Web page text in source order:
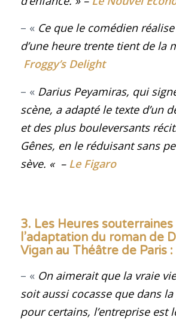
– « Ce que le comédien
d’une heure trente tient de la
Froggy’s Delight
– « Darius Peyamiras, qui
scène, a adapté le texte d’un
et des plus bouleversants
Gênes, en le réduisant sans
sève. « – Le Figaro
3. Les Heures souterraines
l’adaptation du roman de
Vigan au Théâtre de Paris :
– « On aimerait que la vraie
soit aussi cocasse que dans
pour certains, l’entreprise est